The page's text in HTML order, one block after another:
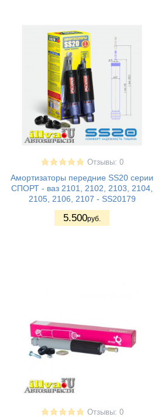
Отзывы: 0
Амортизаторы передние SS20 серии
СПОРТ - ваз 2101, 2102, 2103, 2104,
2105, 2106, 2107 - SS20179
5.500руб.
Отзывы: 0